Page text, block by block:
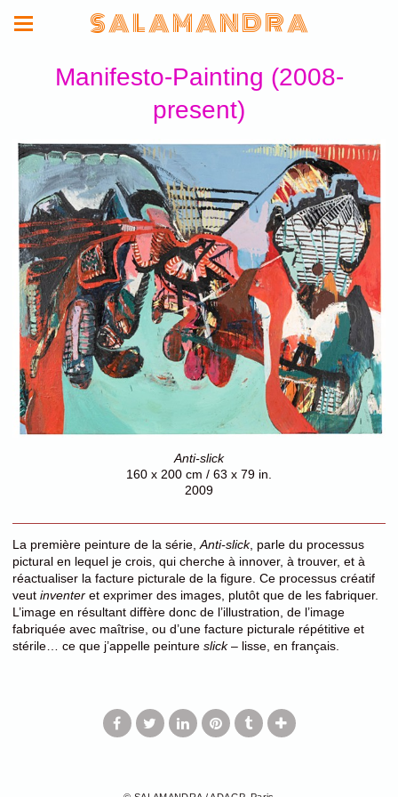
S A L A M A N D R A
Manifesto-Painting (2008-
present)
Anti-slick
160 x 200 cm / 63 x 79 in.
2009
La première peinture de la série, Anti-slick, parle du processus
pictural en lequel je crois, qui cherche à innover, à trouver, et à
réactualiser la facture picturale de la figure. Ce processus créatif
veut inventer et exprimer des images, plutôt que de les fabriquer.
L’image en résultant diffère donc de l’illustration, de l’image
fabriquée avec maîtrise, ou d’une facture picturale répétitive et
stérile… ce que j’appelle peinture slick– lisse, en français.